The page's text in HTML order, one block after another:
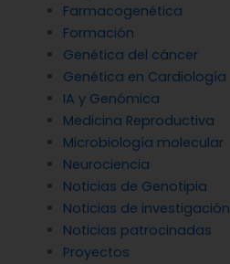
Farmacogenética
Formación
Genética del cáncer
Genética en Cardiología
IA y Genómica
Medicina Reproductiva
Microbiología molecular
Neurociencia
Noticias de Genotipia
Noticias de investigación
Noticias patrocinadas
Proyectos